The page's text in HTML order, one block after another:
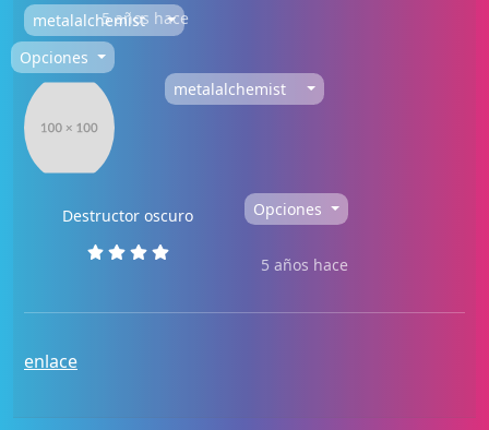
metalalchemist5 años hace
Opciones
metalalchemist
Destructor oscuro Opciones
5 años hace
enlace